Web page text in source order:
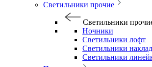
Светильники прочие
Светильники
Ночники
Светильники лофт
Светильники
Светильники